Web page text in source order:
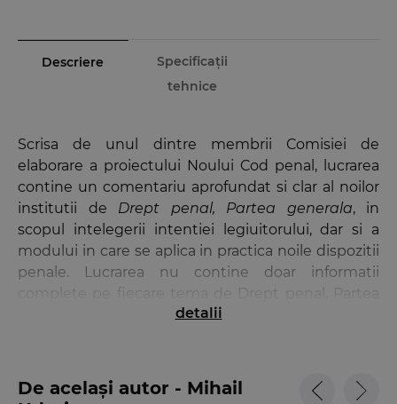
Descriere
Specificații
tehnice
Scrisa de unul dintre membrii Comisiei de
elaborare a proiectului Noului Cod penal, lucrarea
contine un comentariu aprofundat si clar al noilor
institutii de Drept penal, Partea generala, in
scopul intelegerii intentiei legiuitorului, dar si a
modului in care se aplica in practica noile dispozitii
penale. Lucrarea nu contine doar informatii
complete pe fiecare tema de Drept penal, Partea
generala, dar si acele detalii care fac diferenta in
magistratura sau avocatura, de promovare in
functii de executie a magistratilor, de capacitate al
detalii
De același autor - Mihail